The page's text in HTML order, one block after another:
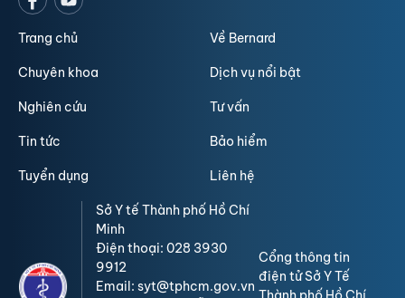
Trang chủ Về Bernard
Chuyên khoa Dịch vụ nổi bật
Nghiên cứu Tư vấn
Tin tức Bảo hiểm
Tuyển dụng Liên hệ
Sở Y tế Thành phố Hồ Chí
Minh
Điện thoại: 028 3930
9912
Email: syt@tphcm.gov.vn
Cổng thông tin
điện tử Sở Y Tế